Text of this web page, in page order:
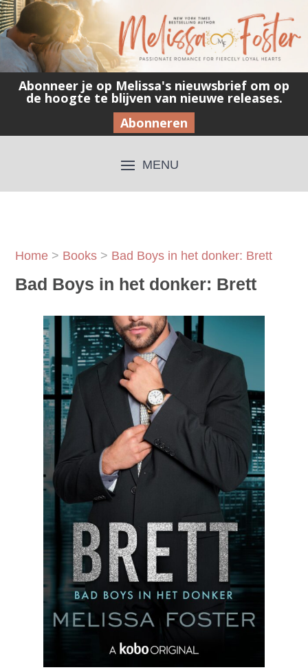
Abonneer je op Melissa's nieuwsbrief om op
de hoogte te blijven van nieuwe releases.
Abonneren
Home > Books > Bad Boys in het donker: Brett
Bad Boys in het donker: Brett